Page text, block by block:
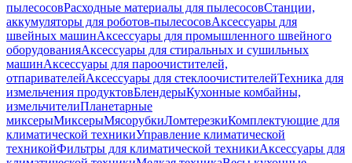
пылесосовРасходные материалы для пылесосовСтанции,
аккумуляторы для роботов-пылесосовАксессуары для
швейных машинАксессуары для промышленного швейного
оборудованияАксессуары для стиральных и сушильных
машинАксессуары для пароочистителей,
отпаривателейАксессуары для стеклоочистителейТехника для
измельчения продуктовБлендерыКухонные комбайны,
измельчителиПланетарные
миксерыМиксерыМясорубкиЛомтерезкиКомплектующие для
климатической техникиУправление климатической
техникойФильтры для климатической техникиАксессуары для